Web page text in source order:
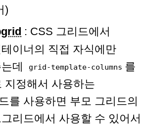
)
: CSS 그리드에서
이너의 직접 자식에만
데
grid-template-columns 를
지정해서 사용하는
를 사용하면 부모 그리드의
리드에서 사용할 수 있어서